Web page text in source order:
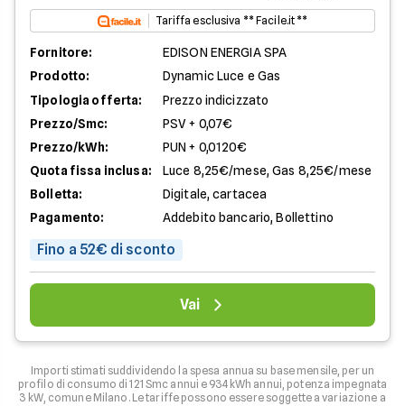
Tariffa esclusiva ** Facile.it **
Fornitore:
EDISON ENERGIA SPA
Prodotto:
Dynamic Luce e Gas
Tipologia offerta:
Prezzo indicizzato
Prezzo/Smc:
PSV + 0,07€
Prezzo/kWh:
PUN + 0,0120€
Quota fissa inclusa:
Luce 8,25€/mese, Gas 8,25€/mese
Bolletta:
Digitale, cartacea
Pagamento:
Addebito bancario, Bollettino
Fino a 52€ di sconto
Vai
Importi stimati suddividendo la spesa annua su base mensile, per un
profilo di consumo di 121 Smc annui e 934 kWh annui, potenza impegnata
3 kW, comune Milano. Le tariffe possono essere soggette a variazione a